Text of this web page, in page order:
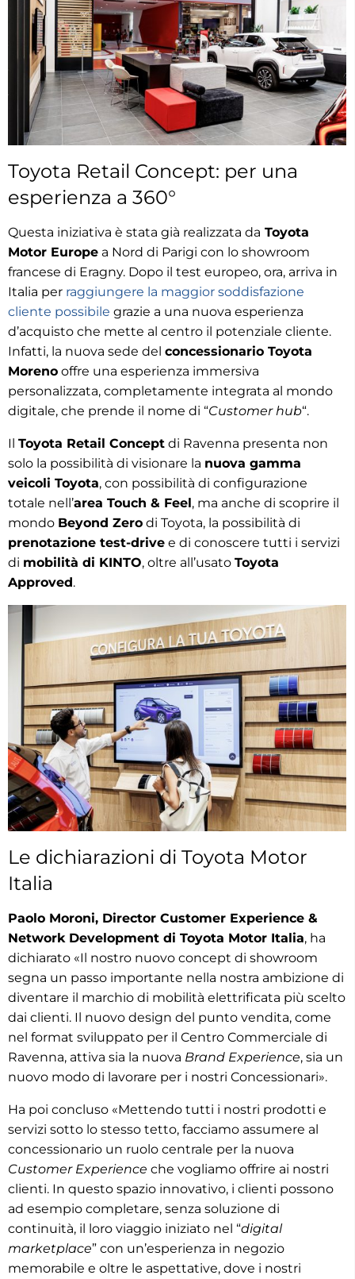
Toyota Retail Concept: per una
esperienza a 360°
Questa iniziativa è stata già realizzata da Toyota
Motor Europe a Nord di Parigi con lo showroom
francese di Eragny. Dopo il test europeo, ora, arriva in
Italia per raggiungere la maggior soddisfazione
cliente possibile grazie a una nuova esperienza
d’acquisto che mette al centro il potenziale cliente.
Infatti, la nuova sede del concessionario Toyota
Moreno offre una esperienza immersiva
personalizzata, completamente integrata al mondo
digitale, che prende il nome di “Customer hub“.
Il Toyota Retail Concept di Ravenna presenta non
solo la possibilità di visionare la nuova gamma
veicoli Toyota, con possibilità di configurazione
totale nell’area Touch & Feel, ma anche di scoprire il
mondo Beyond Zero di Toyota, la possibilità di
prenotazione test-drive e di conoscere tutti i servizi
di mobilità di KINTO, oltre all’usato Toyota
Approved.
Le dichiarazioni di Toyota Motor
Italia
Paolo Moroni, Director Customer Experience &
Network Development di Toyota Motor Italia, ha
dichiarato «Il nostro nuovo concept di showroom
segna un passo importante nella nostra ambizione di
diventare il marchio di mobilità elettrificata più scelto
dai clienti. Il nuovo design del punto vendita, come
nel format sviluppato per il Centro Commerciale di
Ravenna, attiva sia la nuova Brand Experience, sia un
nuovo modo di lavorare per i nostri Concessionari».
Ha poi concluso «Mettendo tutti i nostri prodotti e
servizi sotto lo stesso tetto, facciamo assumere al
concessionario un ruolo centrale per la nuova
Customer Experience che vogliamo offrire ai nostri
clienti. In questo spazio innovativo, i clienti possono
ad esempio completare, senza soluzione di
continuità, il loro viaggio iniziato nel “digital
marketplace” con un’esperienza in negozio
memorabile e oltre le aspettative, dove i nostri